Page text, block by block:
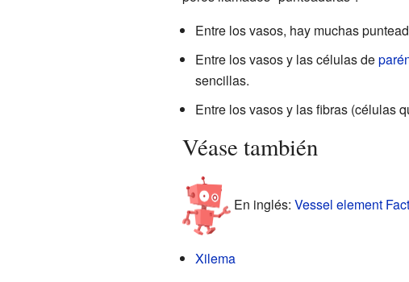
Entre los vasos, hay muchas
Entre los vasos y las células de
sencillas.
Entre los vasos y las fibras (células
Véase también
En inglés: Vessel element
Xilema